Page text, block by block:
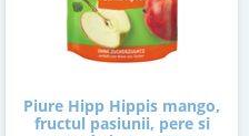
Piure Hipp Hippis mango,
fructul pasiunii, pere si